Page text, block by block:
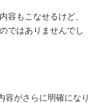
容もこなせるけど、
ではありませんでし
容がさらに明確になり